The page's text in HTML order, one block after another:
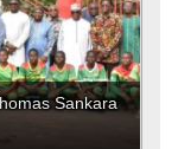
Sankara